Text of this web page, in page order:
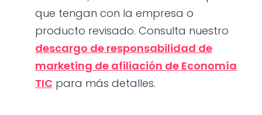
que tengan con la empresa o
producto revisado. Consulta nuestro
descargo de responsabilidad de
marketing de afiliación de Economía
TIC para más detalles.